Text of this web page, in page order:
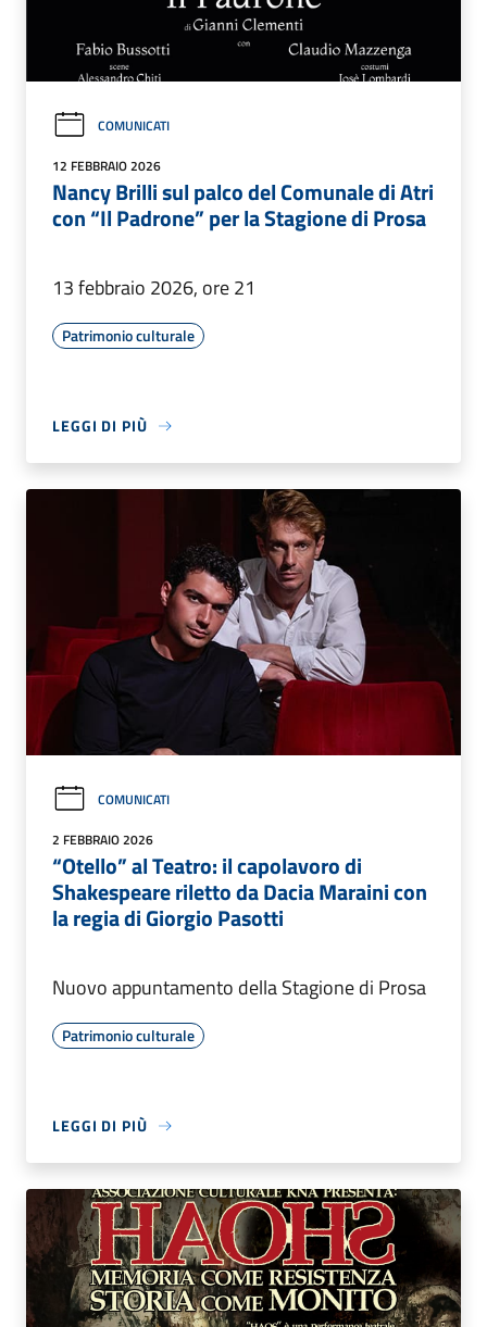
COMUNICATI
12 FEBBRAIO 2026
Nancy Brilli sul palco del Comunale di Atri
con “Il Padrone” per la Stagione di Prosa
13 febbraio 2026, ore 21
Patrimonio culturale
LEGGI DI PIÙ
COMUNICATI
2 FEBBRAIO 2026
“Otello” al Teatro: il capolavoro di
Shakespeare riletto da Dacia Maraini con
la regia di Giorgio Pasotti
Nuovo appuntamento della Stagione di Prosa
Patrimonio culturale
LEGGI DI PIÙ